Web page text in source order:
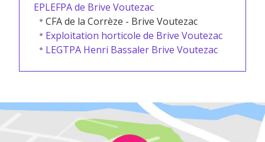
EPLEFPA de Brive Voutezac
CFA de la Corrèze - Brive Voutezac
Exploitation horticole de Brive Voutezac
LEGTPA Henri Bassaler Brive Voutezac